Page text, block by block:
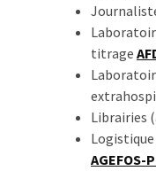
titrage
Librairies
AGEFOS-